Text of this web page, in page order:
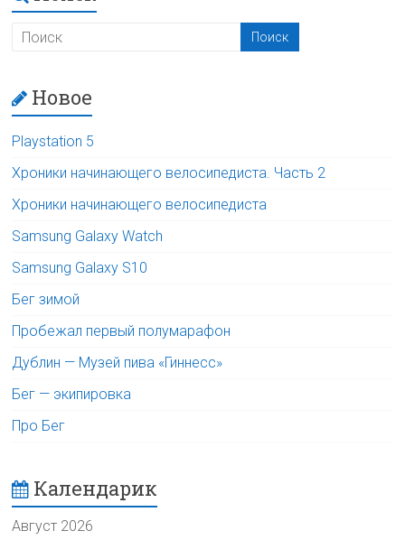
Новое
Playstation 5
Хроники начинающего велосипедиста. Часть 2
Хроники начинающего велосипедиста
Samsung Galaxy Watch
Samsung Galaxy S10
Бег зимой
Пробежал первый полумарафон
Дублин — Музей пива «Гиннесс»
Бег — экипировка
Про Бег
Календарик
Август 2026